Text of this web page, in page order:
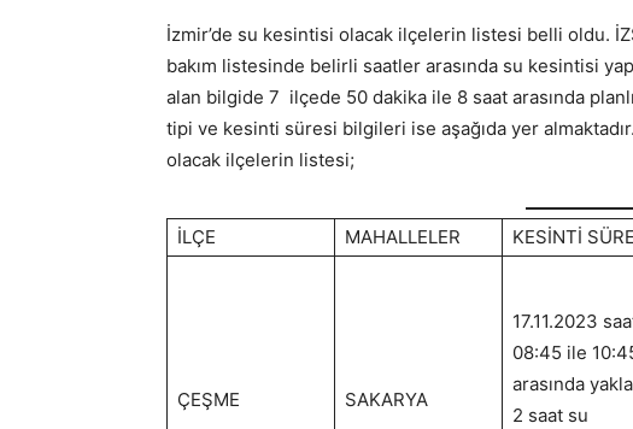
İzmir’de su kesintisi olacak ilçelerin listesi belli oldu.
bakım listesinde belirli saatler arasında su kesintisi
alan bilgide 7 ilçede 50 dakika ile 8 saat arasında
tipi ve kesinti süresi bilgileri ise aşağıda yer
olacak ilçelerin listesi;
İLÇE MAHALLELER KESİNTİ
ÇEŞME SAKARYA
17.11.2023
08:45 ile
arasında
2 saat su